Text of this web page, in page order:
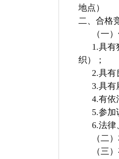
地点）
二、合格
（一
1.具有
织）；
2.具有
3.具有
4.有依
5.参加
6.法律
（二
（三